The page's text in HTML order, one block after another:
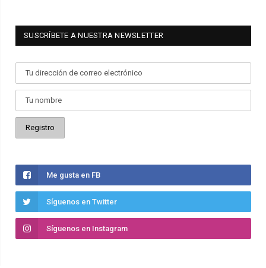
SUSCRÍBETE A NUESTRA NEWSLETTER
Me gusta en FB
Síguenos en Twitter
Síguenos en Instagram